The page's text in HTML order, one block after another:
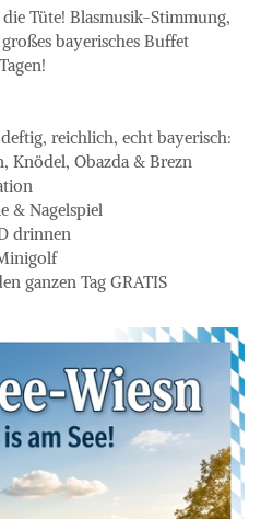
Tüte! Blasmusik-Stimmung,
bayerisches Buffet
reichlich, echt bayerisch:
Knödel, Obazda & Brezn
& Nagelspiel
drinnen
ganzen Tag GRATIS